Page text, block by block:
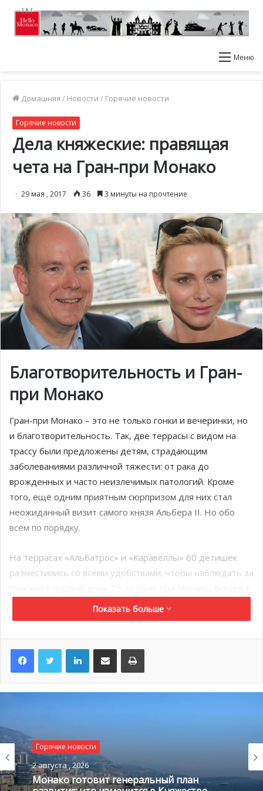
Меню
Домашняя / Новости / Горячие новости
Горячие новости
Дела княжеские: правящая
чета на Гран-при Монако
29 мая , 2017 36 3 минуты на прочтение
Благотворительность и Гран-
при Монако
Гран-при Монако – это не только гонки и вечеринки, но
и благотворительность. Так, две террасы с видом на
трассу были предложены детям, страдающим
заболеваниями различной тяжести: от рака до
врожденных и часто неизлечимых патологий. Кроме
того, ещё одним приятным сюрпризом для них стал
неожиданный визит самого князя Альбера II. Но обо
всём по порядку.
На террасах «Альбатрос» и «Каравеллы» 60 детишек
разместились со всеми удобствами, чтобы наблюдать за
ним присоединился сам князь Альбер II. А еще пару
часов спустя Стефан Валери, министр по социальным
детей.
Показать больше
LinkedInПоделиться по электронной почте Распечатать
Горячие новости
2 августа , 2026
Монако готовит генеральный план